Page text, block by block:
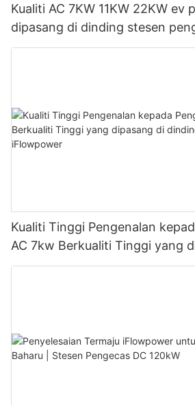
Kualiti AC 7KW 11KW 22KW ev
dipasang di dinding stesen
kenderaan elektrik Pengeluar |
Kualiti Tinggi Pengenalan
AC 7kw Berkualiti Tinggi yang
dinding Borong - iFlowpower